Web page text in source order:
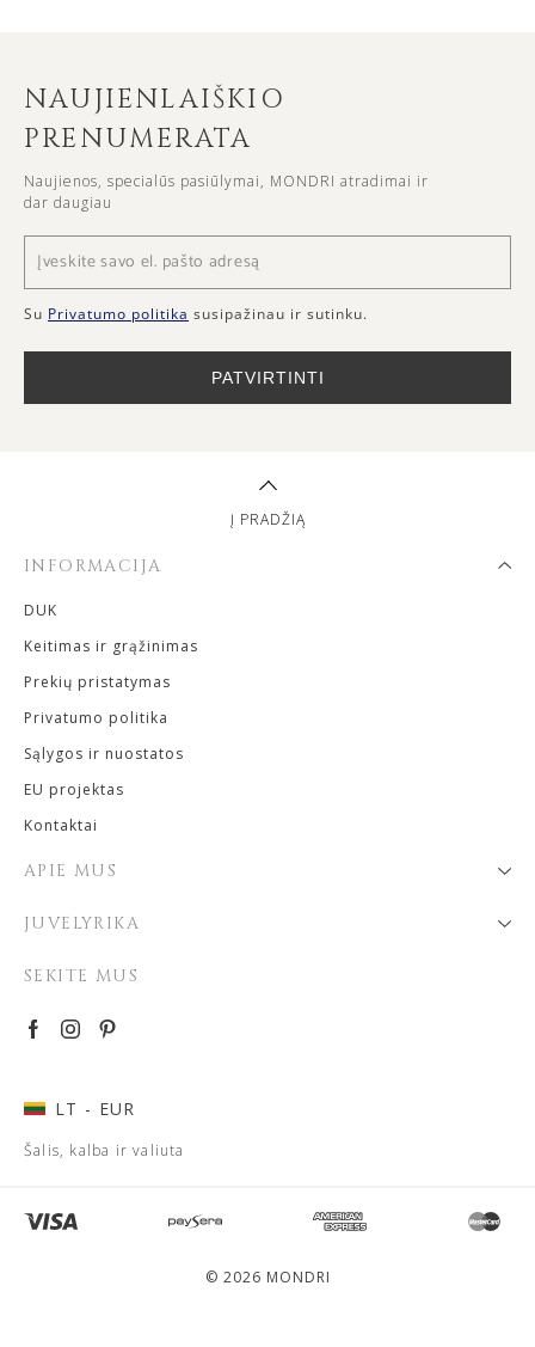
NAUJIENLAIŠKIO
PRENUMERATA
Naujienos, specialūs pasiūlymai, MONDRI atradimai ir
dar daugiau
Su Privatumo politika susipažinau ir sutinku.
PATVIRTINTI
INFORMACIJA
DUK
Keitimas ir grąžinimas
Prekių pristatymas
Privatumo politika
Sąlygos ir nuostatos
EU projektas
Kontaktai
APIE MUS
JUVELYRIKA
SEKITE MUS
LT - EUR
Šalis, kalba ir valiuta
Į PRADŽIĄ
© 2026 MONDRI